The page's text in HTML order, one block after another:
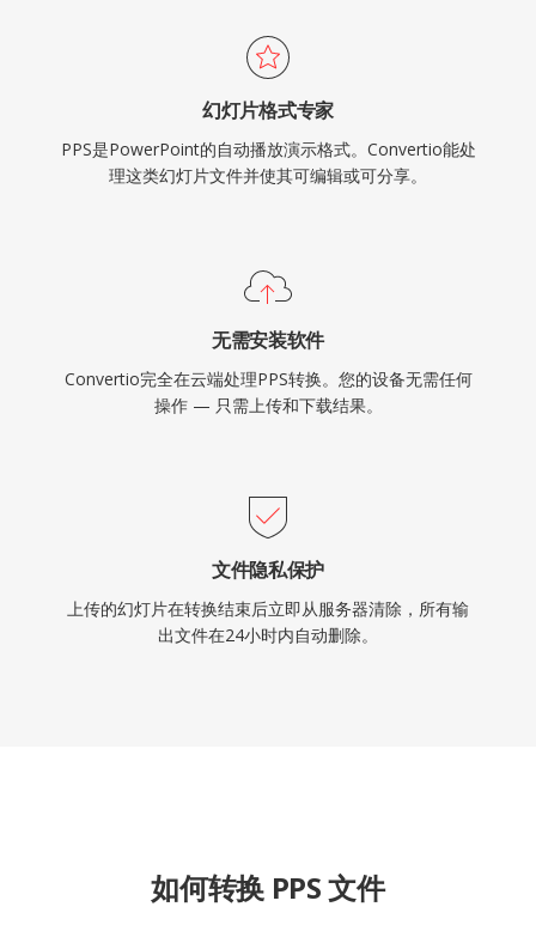
幻灯片格式专家
PPS是PowerPoint的自动播放演示格式。Convertio能处
理这类幻灯片文件并使其可编辑或可分享。
无需安装软件
Convertio完全在云端处理PPS转换。您的设备无需任何
操作 — 只需上传和下载结果。
文件隐私保护
上传的幻灯片在转换结束后立即从服务器清除，所有输
出文件在24小时内自动删除。
如何转换 PPS 文件